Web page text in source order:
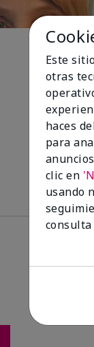
Este
otras
haces
para
clic en
usando